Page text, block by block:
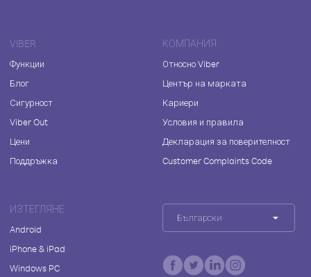
VIBER
Функции
Блог
Сигурност
Viber Out
Цени
Поддръжка
КОМПАНИЯ
Относно Viber
Център на марката
Кариери
Условия и правила
Декларация за поверителност
Customer Complaints Code
ИЗТЕГЛЯНЕ
Android
iPhone & iPad
Windows PC
Български